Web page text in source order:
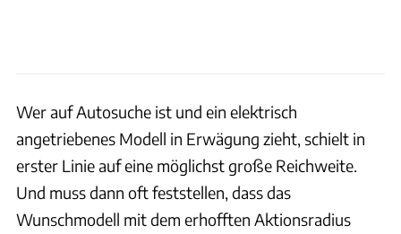
Wer auf Autosuche ist und ein elektrisch
angetriebenes Modell in Erwägung zieht, schielt in
erster Linie auf eine möglichst große Reichweite.
Und muss dann oft feststellen, dass das
Wunschmodell mit dem erhofften Aktionsradius